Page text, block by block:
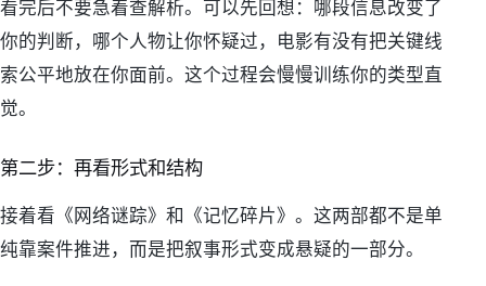
看完后不要急着查解析。可以先回想：哪段信息改变了
你的判断，哪个人物让你怀疑过，电影有没有把关键线
索公平地放在你面前。这个过程会慢慢训练你的类型直
觉。
第二步：再看形式和结构
接着看《网络谜踪》和《记忆碎片》。这两部都不是单
纯靠案件推进，而是把叙事形式变成悬疑的一部分。